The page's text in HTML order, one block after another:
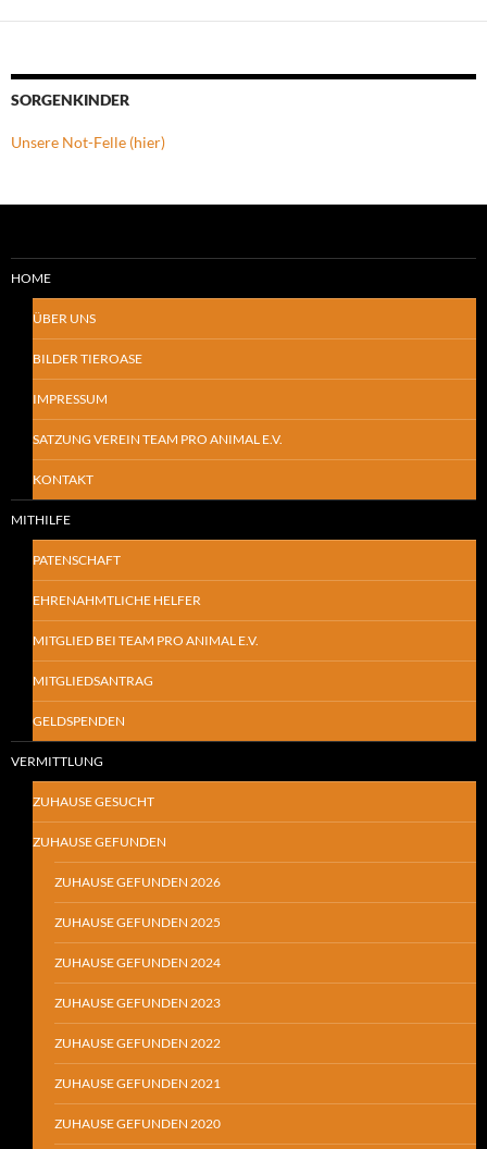
SORGENKINDER
Unsere Not-Felle (hier)
HOME
ÜBER UNS
BILDER TIEROASE
IMPRESSUM
SATZUNG VEREIN TEAM PRO ANIMAL E.V.
KONTAKT
MITHILFE
PATENSCHAFT
EHRENAHMTLICHE HELFER
MITGLIED BEI TEAM PRO ANIMAL E.V.
MITGLIEDSANTRAG
GELDSPENDEN
VERMITTLUNG
ZUHAUSE GESUCHT
ZUHAUSE GEFUNDEN
ZUHAUSE GEFUNDEN 2026
ZUHAUSE GEFUNDEN 2025
ZUHAUSE GEFUNDEN 2024
ZUHAUSE GEFUNDEN 2023
ZUHAUSE GEFUNDEN 2022
ZUHAUSE GEFUNDEN 2021
ZUHAUSE GEFUNDEN 2020